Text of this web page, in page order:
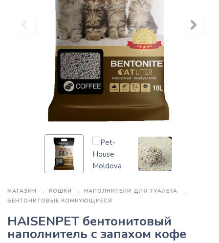
МАГАЗИН КОШКИ
НАПОЛНИТЕЛИ ДЛЯ ТУАЛЕТА
БЕНТОНИТОВЫЕ КОМКУЮЩИЕСЯ
HAISENPET бентонитовый
наполнитель с запахом кофе